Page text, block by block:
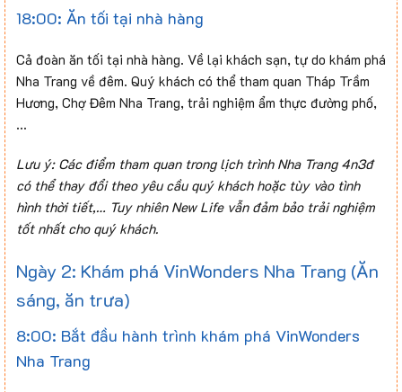
18:00: Ăn tối tại nhà hàng
Cả đoàn ăn tối tại nhà hàng. Về lại khách sạn, tự do khám phá
Nha Trang về đêm. Quý khách có thể tham quan Tháp Trầm
Hương, Chợ Đêm Nha Trang, trải nghiệm ẩm thực đường phố,
…
Lưu ý: Các điểm tham quan trong lịch trình Nha Trang 4n3đ
có thể thay đổi theo yêu cầu quý khách hoặc tùy vào tình
hình thời tiết,… Tuy nhiên New Life vẫn đảm bảo trải nghiệm
tốt nhất cho quý khách.
Ngày 2: Khám phá VinWonders Nha Trang (Ăn
sáng, ăn trưa)
8:00: Bắt đầu hành trình khám phá VinWonders
Nha Trang